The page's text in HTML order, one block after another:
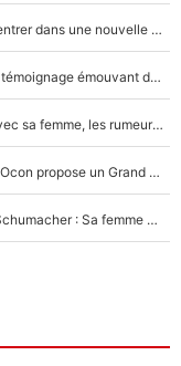
F1 - Alpine signe un accord «impensable» et va entrer dans une nouvelle dimension : Grande nouvelle pour Pierre Gasly !
F1 : « Je lui ai fait un câlin, puis j’ai dû partir...», le témoignage émouvant de Max Verstappen sur sa fille
F1 : Charles Leclerc surpris par les paparazzis avec sa femme, les rumeurs étaient vraies !
Comme pour le final du Tour de France, Esteban Ocon propose un Grand Prix de Formule 1 à Paris : «Autour de l’Arc de Triomphe, ce serait génial» !
Nouvelle rumeur autour de la santé de Michael Schumacher : Sa femme Corinna sort du silence